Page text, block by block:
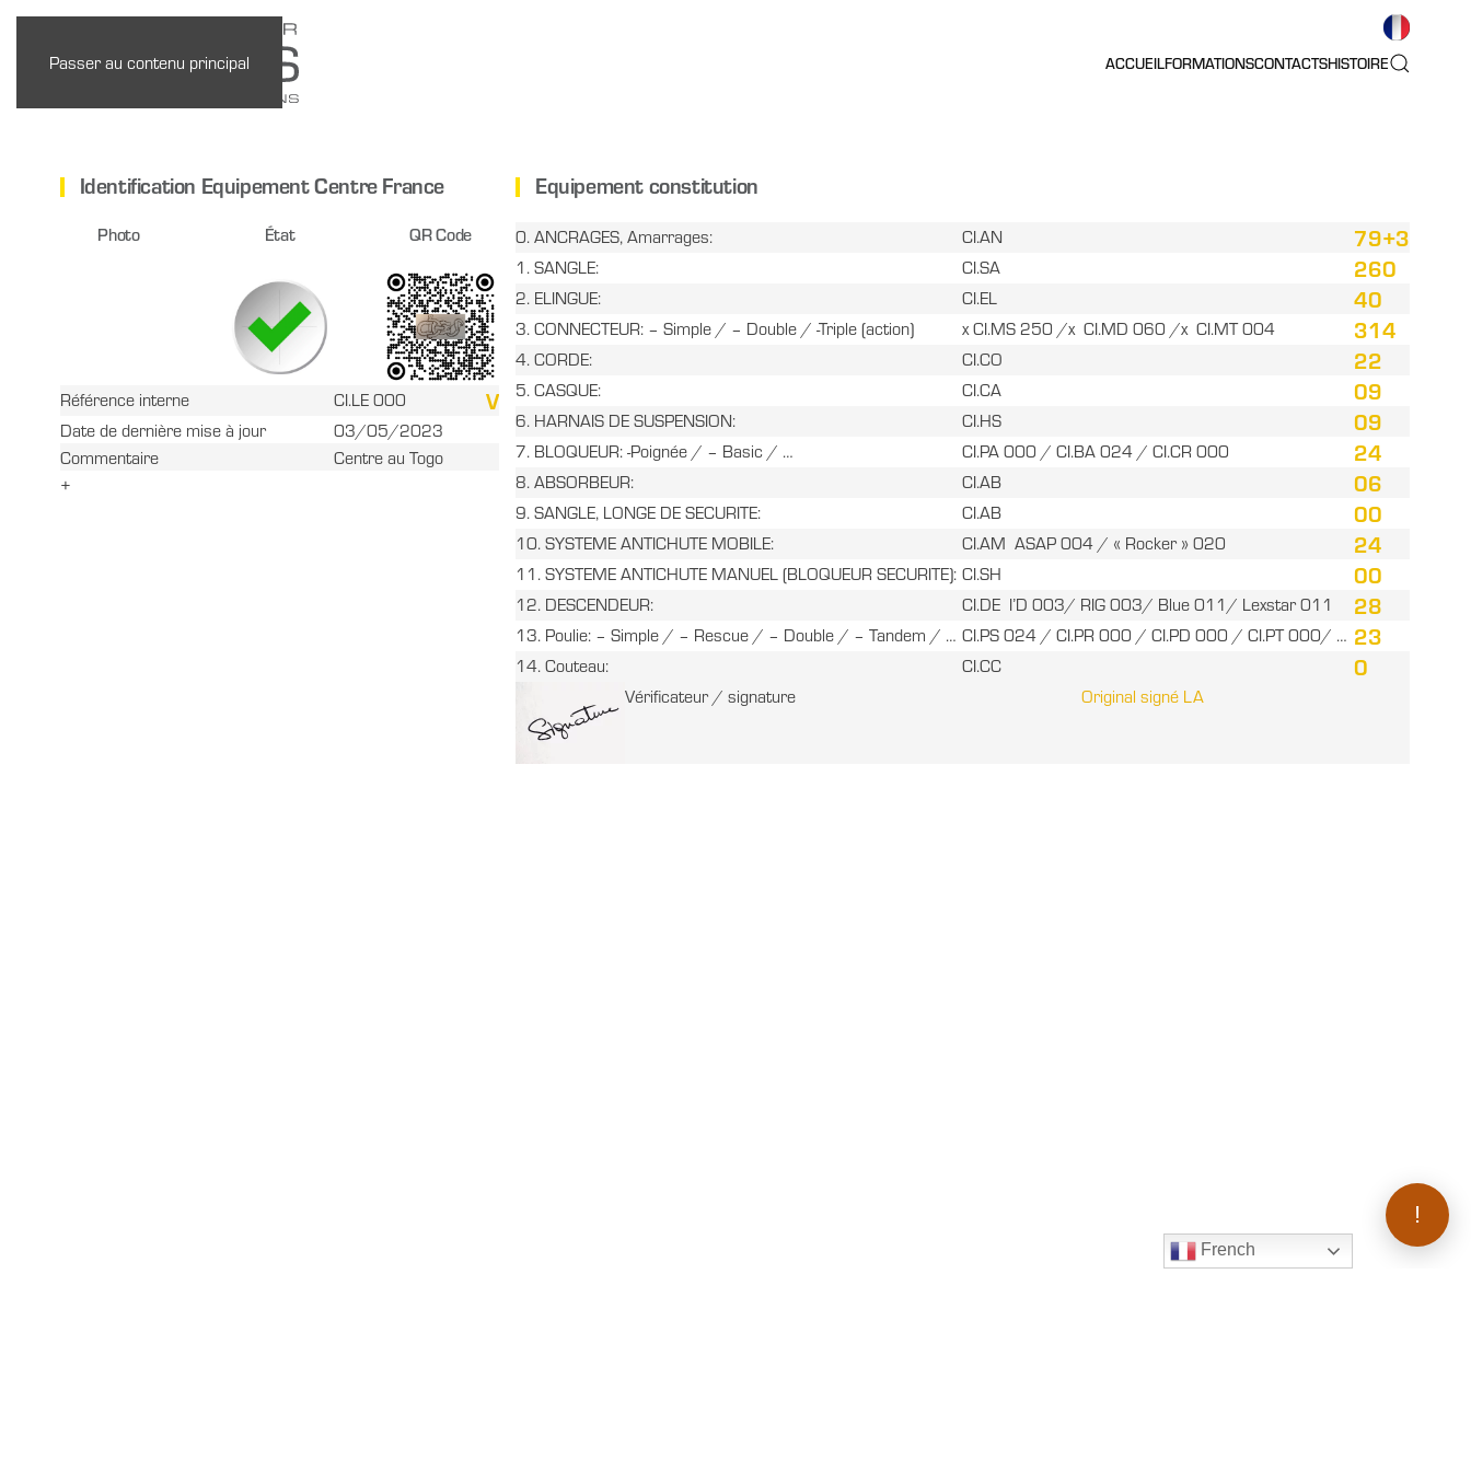
Passer au contenu principal ACCUEILFORMATIONSCONTACTSHISTOIRE
Identification Equipement Centre France
Photo État QR Code
Référence interne CI.LE 000 V
Date de dernière mise à jour
03/05/2023
Commentaire
Centre au Togo
+
Equipement constitution
0. ANCRAGES, Amarrages: CI.AN 79+3
1. SANGLE: CI.SA 260
2. ELINGUE: CI.EL 40
3. CONNECTEUR: – Simple / – Double / -Triple (action) x CI.MS 250 /x CI.MD 060 /x CI.MT 004 314
4. CORDE: CI.CO 22
5. CASQUE: CI.CA 09
6. HARNAIS DE SUSPENSION: CI.HS 09
7. BLOQUEUR: -Poignée / – Basic / … CI.PA 000 / CI.BA 024 / CI.CR 000 24
8. ABSORBEUR: CI.AB 06
9. SANGLE, LONGE DE SECURITE: CI.AB 00
10. SYSTEME ANTICHUTE MOBILE: CI.AM ASAP 004 / « Rocker » 020 24
11. SYSTEME ANTICHUTE MANUEL (BLOQUEUR SECURITE): CI.SH 00
12. DESCENDEUR: CI.DE I’D 003/ RIG 003/ Blue 011/ Lexstar 011 28
13. Poulie: – Simple / – Rescue / – Double / – Tandem / … CI.PS 024 / CI.PR 000 / CI.PD 000 / CI.PT 000/ … 23
14. Couteau: CI.CC 0
Vérificateur / signature Original signé LA
French
!